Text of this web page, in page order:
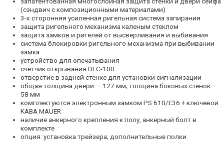
(сэндвич с композиционными материалами)
3-х сторонняя усиленная ригельная система запирания
защита ригельного механизма каленым стеклом
защита замков и ригелей от высверливания и выбивания
система блокировки ригельного механизма при выбивании
замка
устройство для опечатывания
счетчик открывания DLC-100
отверстие в задней стенке для установки сигнализации
общая толщина двери — 127 мм; толщина боковых стенок —
58 мм
комплектуются электронным замком PS 610/E36 + ключевой
KABA MAUER
наличие анкерного крепления к полу, анкерный болт в
комплекте
опция: установка трейзера; дополнительные полки